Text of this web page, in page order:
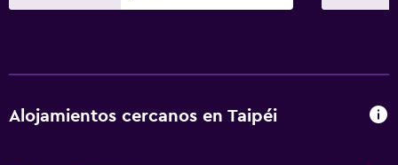
Alojamientos cercanos en Taipéi